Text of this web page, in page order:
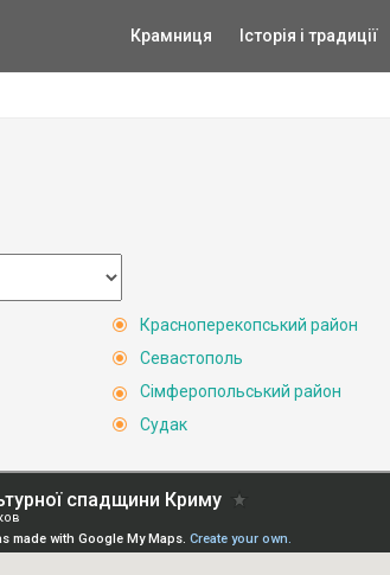
Крамниця Історія і традиції
Красноперекопський район
Севастополь
Сімферопольський район
Судак